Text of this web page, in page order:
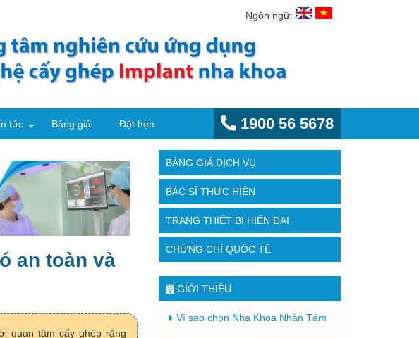
Ngôn ngữ:
tức Bảng giá Đặt hẹn 1900 56 5678
an toàn và
quan tâm cấy ghép răng
BẢNG GIÁ DỊCH VỤ
BÁC SĨ THỰC HIỆN
TRANG THIẾT BỊ HIỆN ĐẠI
CHỨNG CHỈ QUỐC TẾ
GIỚI THIỆU
Vì sao chọn Nha Khoa Nhân Tâm